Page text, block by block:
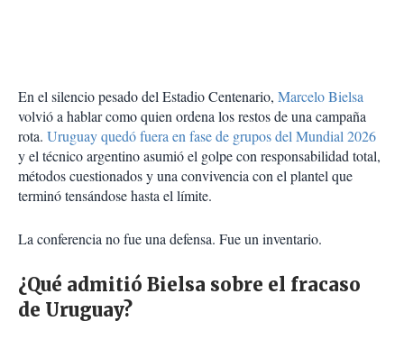
En el silencio pesado del Estadio Centenario, Marcelo Bielsa
volvió a hablar como quien ordena los restos de una campaña
rota. Uruguay quedó fuera en fase de grupos del Mundial 2026
y el técnico argentino asumió el golpe con responsabilidad total,
métodos cuestionados y una convivencia con el plantel que
terminó tensándose hasta el límite.
La conferencia no fue una defensa. Fue un inventario.
¿Qué admitió Bielsa sobre el fracaso
de Uruguay?